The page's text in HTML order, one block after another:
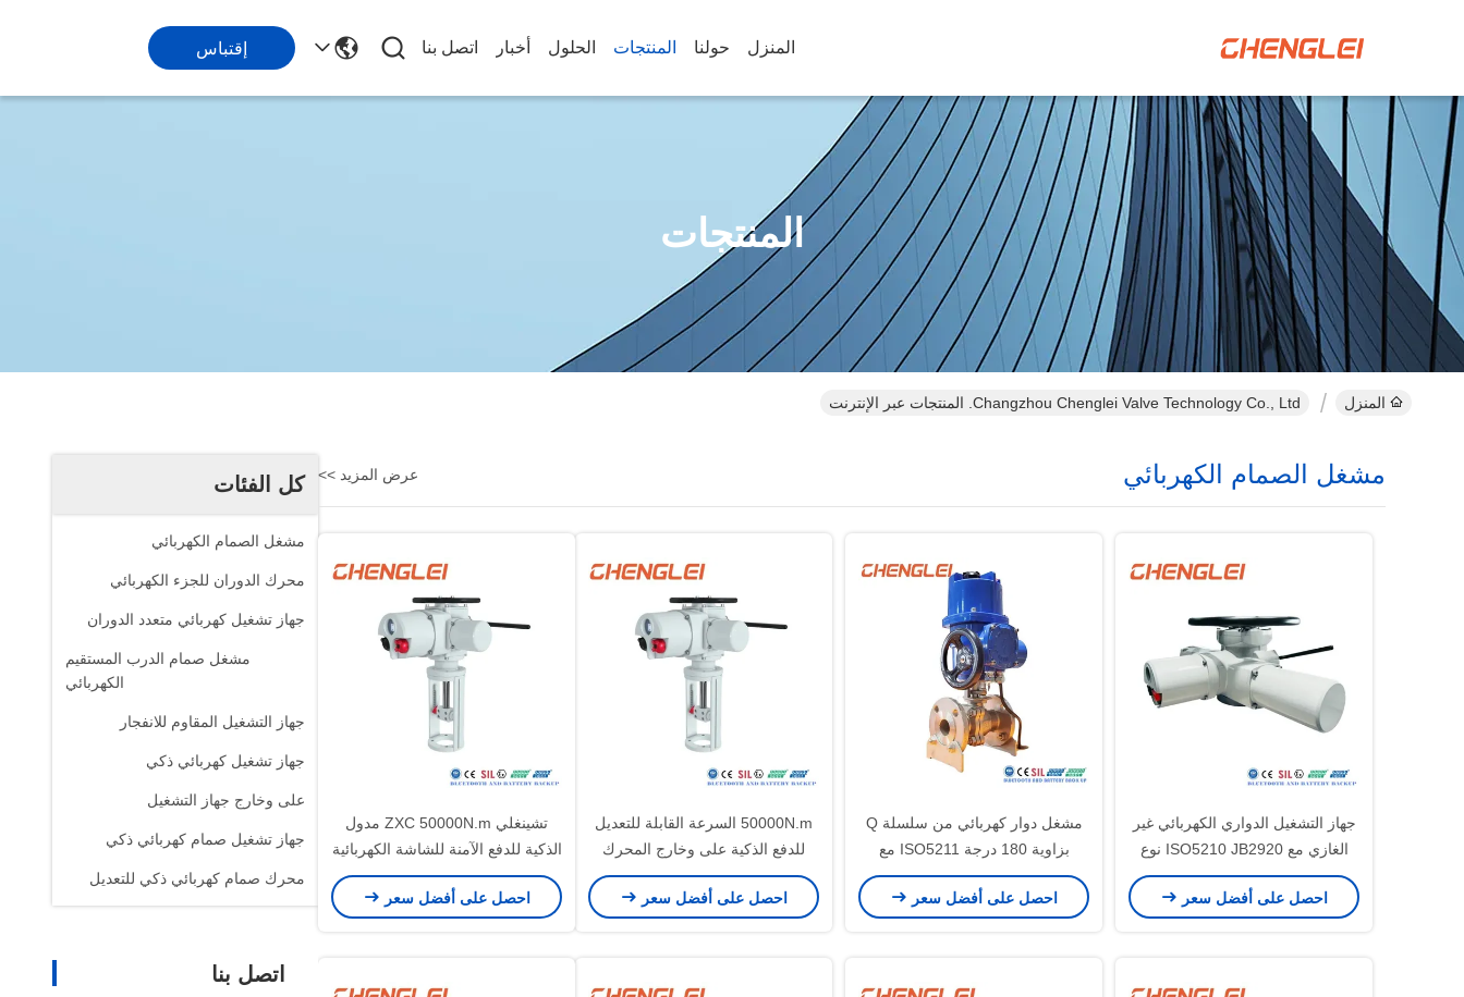
المنزل حولنا المنتجات الحلول أخبار اتصل بنا إقتباس
المنتجات
المنزل Changzhou Chenglei Valve Technology Co., Ltd. المنتجات عبر الإنترنت
كل الفئات
مشغل الصمام الكهربائي
محرك الدوران للجزء الكهربائي
جهاز تشغيل كهربائي متعدد الدوران
مشغل صمام الدرب المستقيم
الكهربائي
جهاز التشغيل المقاوم للانفجار
جهاز تشغيل كهربائي ذكي
على وخارج جهاز التشغيل
جهاز تشغيل صمام كهربائي ذكي
محرك صمام كهربائي ذكي للتعديل
اتصل بنا
مشغل الصمام الكهربائي عرض المزيد >>
جهاز التشغيل الدواري الكهربائي غير
الغازي مع ISO5210 JB2920 نوع
عزم الدوران و NEMA 4/4X/7&9
الحجرة
احصل على أفضل سعر
مشغل دوار كهربائي من سلسلة Q
بزاوية 180 درجة ISO5211 مع
تطبيق مقاوم للانفجار والتدفئة
والتهوية وتكييف الهواء
احصل على أفضل سعر
50000N.m السرعة القابلة للتعديل
للدفع الذكية على وخارج المحرك
الخطي الكهربائي للصمام / الضغط /
HVAC
احصل على أفضل سعر
تشينغلي ZXC 50000N.m مدول
الذكية للدفع الآمنة للشاشة الكهربائية
الخطية للصمام / الضغط / HVAC
احصل على أفضل سعر